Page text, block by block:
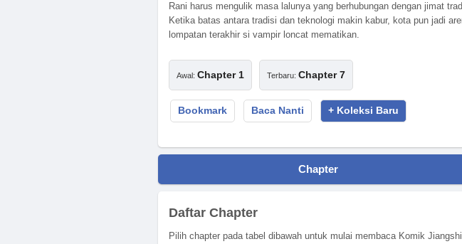
Rani harus mengulik masa lalunya yang berhubungan dengan jimat
Ketika batas antara tradisi dan teknologi makin kabur, kota pun jadi
lompatan terakhir si vampir loncat mematikan.
Awal: Chapter 1 Terbaru: Chapter 7
Bookmark Baca Nanti + Koleksi Baru
Chapter
Daftar Chapter
Pilih chapter pada tabel dibawah untuk mulai membaca Komik